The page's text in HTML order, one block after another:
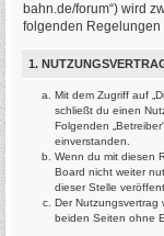
bahn.de/forum“) wird
folgenden Regelungen
1.
Mit dem Zugriff auf
schließt du einen
Folgenden
einverstanden.
Wenn du mit diesen
Board nicht weiter
dieser Stelle
Der Nutzungsvertrag
beiden Seiten ohne